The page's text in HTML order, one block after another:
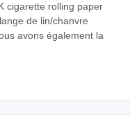
cigarette rolling paper
de lin/chanvre
avons également la